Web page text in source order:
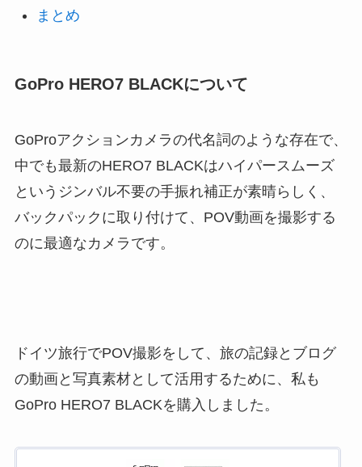
まとめ
GoPro HERO7 BLACKについて
GoProアクションカメラの代名詞のような存在で、
中でも最新のHERO7 BLACKはハイパースムーズ
というジンバル不要の手振れ補正が素晴らしく、
バックパックに取り付けて、POV動画を撮影する
のに最適なカメラです。
ドイツ旅行でPOV撮影をして、旅の記録とブログ
の動画と写真素材として活用するために、私も
GoPro HERO7 BLACKを購入しました。